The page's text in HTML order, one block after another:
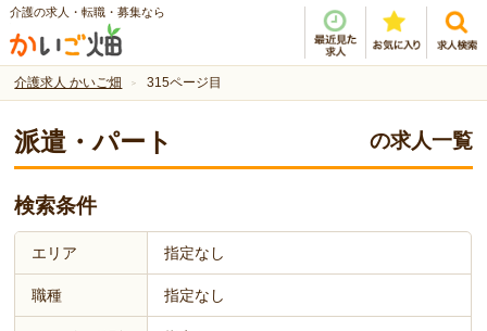
介護の求人・転職・募集なら
介護求人 かいご畑 315ページ目
派遣・パート の求人一覧
検索条件
エリア 指定なし
職種 指定なし